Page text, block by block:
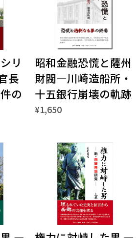
リ
長
の
昭和金融恐慌と薩州
財閥―川崎造船所・
十五銀行崩壊の軌跡
¥1,650